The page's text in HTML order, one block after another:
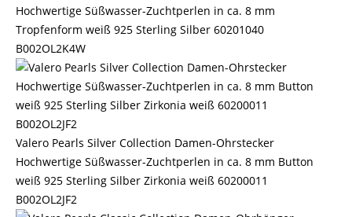
Hochwertige Süßwasser-Zuchtperlen in ca. 8 mm
Tropfenform weiß 925 Sterling Silber 60201040
B002OL2K4W
Valero Pearls Silver Collection Damen-Ohrstecker
Hochwertige Süßwasser-Zuchtperlen in ca. 8 mm Button
weiß 925 Sterling Silber Zirkonia weiß 60200011
B002OL2JF2